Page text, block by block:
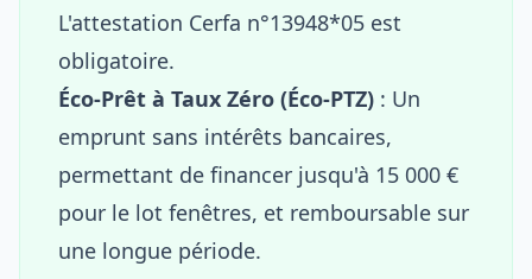
L'attestation Cerfa n°13948*05 est
obligatoire.
Éco-Prêt à Taux Zéro (Éco-PTZ) : Un
emprunt sans intérêts bancaires,
permettant de financer jusqu'à 15 000 €
pour le lot fenêtres, et remboursable sur
une longue période.